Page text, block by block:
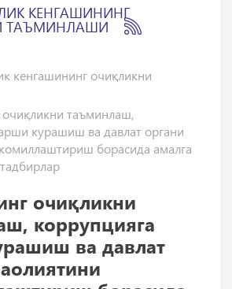
КЕНГАШИНИНГ
ТАЪМИНЛАШИ
кенгашининг очиқликни
таъминлаш,
курашиш ва давлат органи
борасида амалга
очиқликни
коррупцияга
ва давлат